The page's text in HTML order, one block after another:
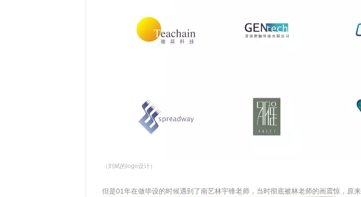
（刘斌的logo设计）
但是01年在做毕设的时候遇到了南艺林宇锋老师，当时彻底被林老师的画震惊，原